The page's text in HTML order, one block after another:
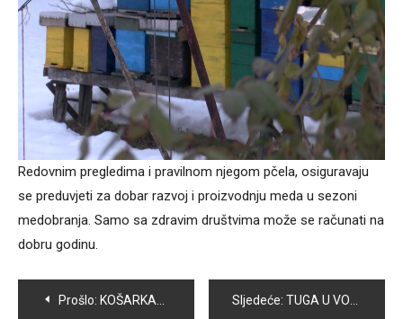
Redovnim pregledima i pravilnom njegom pčela, osiguravaju
se preduvjeti za dobar razvoj i proizvodnju meda u sezoni
medobranja. Samo sa zdravim društvima može se računati na
dobru godinu.
Navigacija
Prošlo: KOŠARKAŠI VOGOŠĆE U NOVU SEZONU SA NOVOM AMBICIJOM Sljedeće: TUGA U VOGOŠĆI: PREMINULA DJEVOJČICA SELMA BAŠIĆ